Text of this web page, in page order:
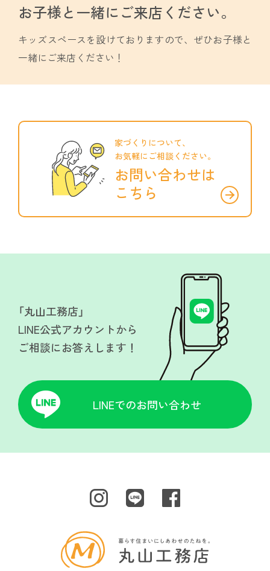
お子様と一緒に ご来店ください。
キッズスペースを設けておりますので、 ぜひお子様と
一緒にご来店ください！
家づくりについて、
お気軽にご相談ください。
お問い合わせは
こちら
「丸山工務店」
LINE公式アカウントから
ご相談にお答えします！
LINEでのお問い合わせ